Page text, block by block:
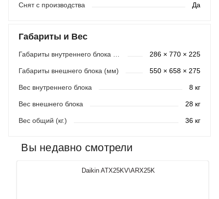
Снят с производства
Да
Габариты и Вес
286 × 770 × 225
Габариты внешнего блока (мм) 550 × 658 × 275
Вес внутреннего блока 8 кг
Вес внешнего блока 28 кг
Вес общий (кг.) 36 кг
Вы недавно смотрели
Daikin ATX25KV\ARX25K